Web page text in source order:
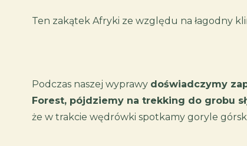
Ten zakątek Afryki ze względu na łagodny
Podczas naszej wyprawy doświadczymy
Forest, pójdziemy na trekking do grobu
że w trakcie wędrówki spotkamy goryle